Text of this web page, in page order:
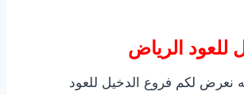
للعود الرياض
نعرض لكم فروع الدخيل للعود